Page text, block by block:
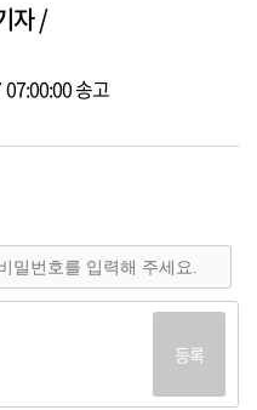
자 /
송고
등록